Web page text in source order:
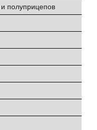
полуприцепов